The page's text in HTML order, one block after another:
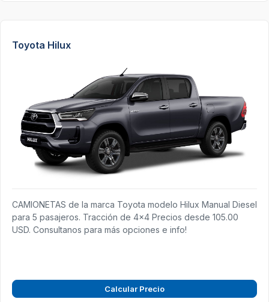
Toyota Hilux
CAMIONETAS de la marca Toyota modelo Hilux Manual Diesel
para 5 pasajeros. Tracción de 4x4 Precios desde 105.00
USD. Consultanos para más opciones e info!
Calcular Precio